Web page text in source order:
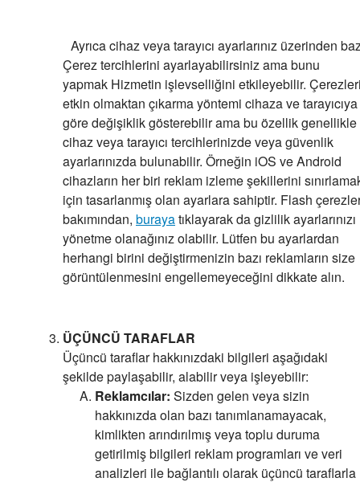
Ayrıca cihaz veya tarayıcı ayarlarınız üzerinden
Çerez tercihlerini ayarlayabilirsiniz ama bunu
yapmak Hizmetin işlevselliğini etkileyebilir.
etkin olmaktan çıkarma yöntemi cihaza ve tarayıcıya
göre değişiklik gösterebilir ama bu özellik genellikle
cihaz veya tarayıcı tercihlerinizde veya güvenlik
ayarlarınızda bulunabilir. Örneğin iOS ve Android
cihazların her biri reklam izleme şekillerini
için tasarlanmış olan ayarlara sahiptir. Flash
bakımından, burayatıklayarak da gizlilik ayarlarınızı
yönetme olanağınız olabilir. Lütfen bu ayarlardan
herhangi birini değiştirmenizin bazı reklamların size
görüntülenmesini engellemeyeceğini dikkate alın.
ÜÇÜNCÜ TARAFLAR
Üçüncü taraflar hakkınızdaki bilgileri aşağıdaki
şekilde paylaşabilir, alabilir veya işleyebilir:
Reklamcılar: Sizden gelen veya sizin
hakkınızda olan bazı tanımlanamayacak,
kimlikten arındırılmış veya toplu duruma
getirilmiş bilgileri reklam programları ve veri
analizleri ile bağlantılı olarak üçüncü taraflarla